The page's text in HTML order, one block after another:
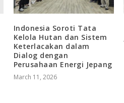
Indonesia Soroti Tata
Kelola Hutan dan Sistem
Keterlacakan dalam
Dialog dengan
Perusahaan Energi Jepang
March 11, 2026